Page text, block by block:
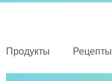
Продукты Рецепты